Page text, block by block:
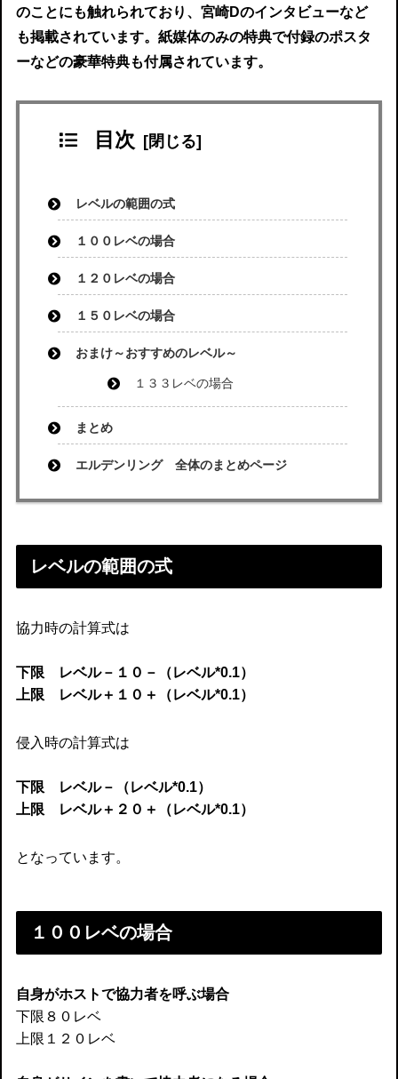
のことにも触れられており、宮崎Dのインタビューなど
も掲載されています。紙媒体のみの特典で付録のポスタ
ーなどの豪華特典も付属されています。
目次
レベルの範囲の式
１００レベの場合
１２０レベの場合
１５０レベの場合
おまけ～おすすめのレベル～
１３３レベの場合
まとめ
エルデンリング 全体のまとめページ
レベルの範囲の式
協力時の計算式は
下限 レベル－１０－（レベル*0.1）
上限 レベル＋１０＋（レベル*0.1）
侵入時の計算式は
下限 レベル－（レベル*0.1）
上限 レベル＋２０＋（レベル*0.1）
となっています。
１００レベの場合
自身がホストで協力者を呼ぶ場合
下限８０レベ
上限１２０レベ